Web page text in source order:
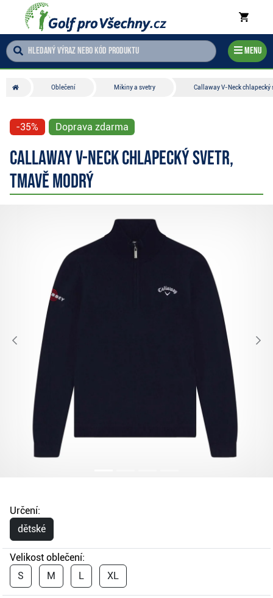
Menu
Oblečení Mikiny a svetry Callaway V-Neck chlapecký
-35% Doprava zdarma
Callaway V-Neck chlapecký svetr,
tmavě modrý
Určení:
dětské
Velikost oblečení:
S
M L XL